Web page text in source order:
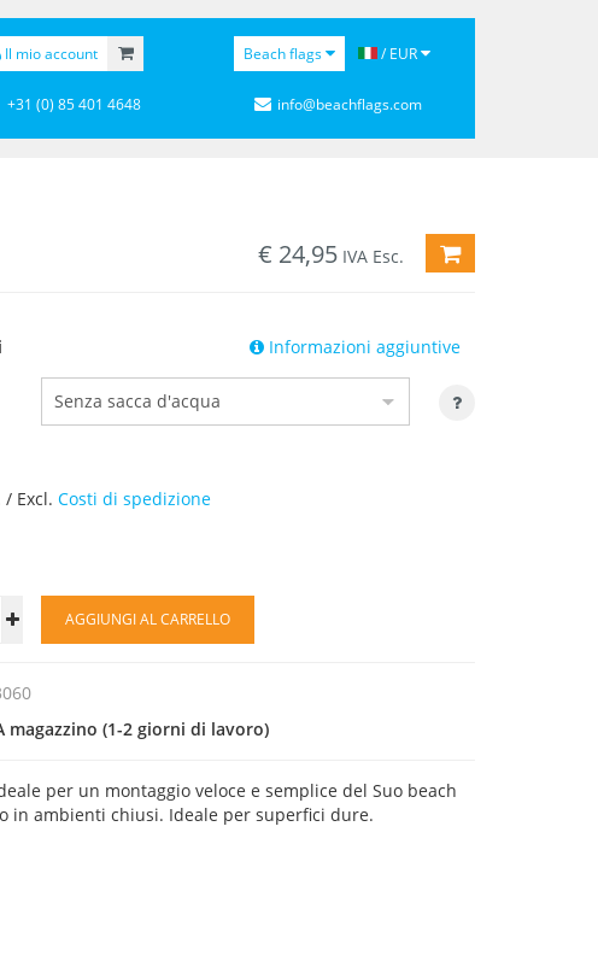
Il mio account Beach flags / EUR
+31 (0) 85 401 4648 info@beachflags.com
€ 24,95 IVA Esc. AGGIUNGI AL
Informazioni aggiuntive
/ Excl. Costi di spedizione
AGGIUNGI AL CARRELLO
magazzino (1-2 giorni di lavoro)
per un montaggio veloce e semplice del Suo beach
in ambienti chiusi. Ideale per superfici dure.